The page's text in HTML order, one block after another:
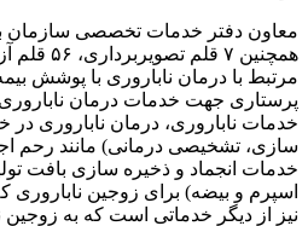
معاون دفتر خدمات تخصصی سازمان
پرستاری جهت خدمات درمان ناباروری
خدمات ناباروری، درمان ناباروری
سازی، تشخیصی درمانی) مانند رحم
خدمات انجماد و ذخیره سازی بافت
اسپرم و بیضه) برای زوجین ناباروری
نیز از دیگر خدماتی است که به زوجین